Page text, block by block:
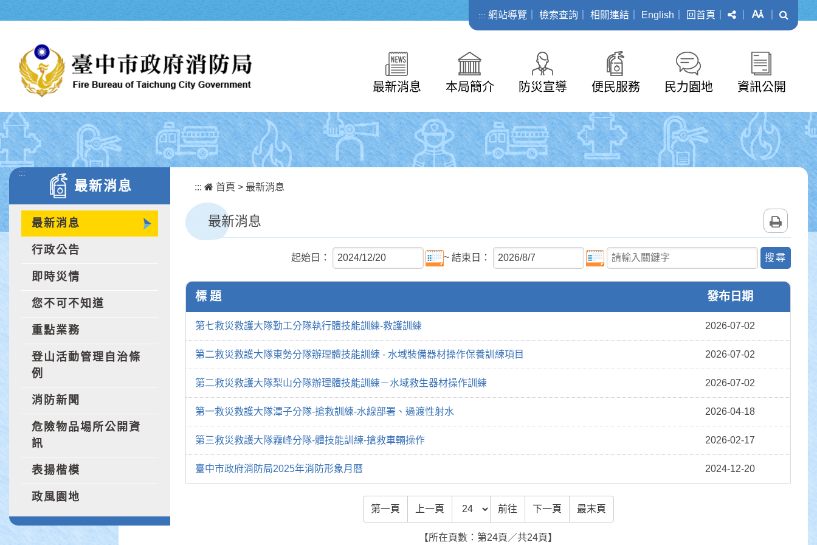
::: 網站導覽 檢索查詢 相關連結 English 回首頁 分享 字級
最新消息 本局簡介 防災宣導 便民服務 民力園地 資訊公開
:::
最新消息
最新消息
行政公告
即時災情
您不可不知道
重點業務
登山活動管理自治條
例
消防新聞
危險物品場所公開資
訊
表揚楷模
政風園地
::: 首頁 > 最新消息
最新消息
起始日： ~ 結束日： 關鍵字查詢
標 題 發布日期
第七救災救護大隊勤工分隊執行體技能訓練-救護訓練 2026-07-02
第二救災救護大隊東勢分隊辦理體技能訓練 - 水域裝備器材操作保養訓練項目 2026-07-02
第二救災救護大隊梨山分隊辦理體技能訓練－水域救生器材操作訓練 2026-07-02
第一救災救護大隊潭子分隊-搶救訓練-水線部署、過渡性射水 2026-04-18
第三救災救護大隊霧峰分隊-體技能訓練-搶救車輛操作 2026-02-17
臺中市政府消防局2025年消防形象月曆 2024-12-20
第一頁 上一頁 前往頁數 前往 下一頁 最末頁
【所在頁數：第24頁／共24頁】